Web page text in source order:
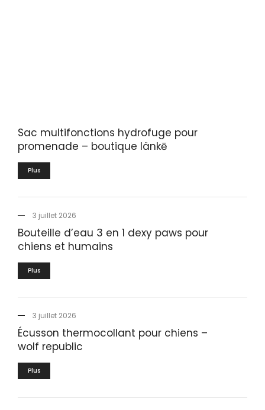
Sac multifonctions hydrofuge pour
promenade – boutique länkē
Plus
3 juillet 2026
Bouteille d’eau 3 en 1 dexy paws pour
chiens et humains
Plus
3 juillet 2026
Écusson thermocollant pour chiens –
wolf republic
Plus